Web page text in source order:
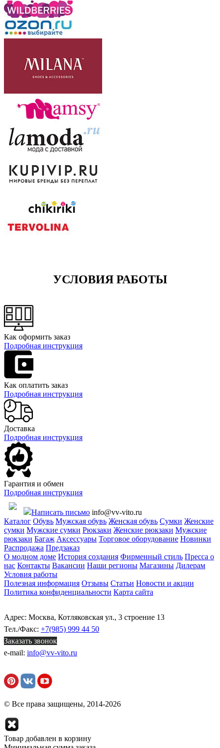
УСЛОВИЯ РАБОТЫ
Как оформить заказ
Подробная инструкция
Как оплатить заказ
Подробная инструкция
Доставка
Подробная инструкция
Гарантия и обмен
Подробная инструкция
Написать письмо info@vv-vito.ru
Каталог Обувь Мужская обувь Женская обувь Сумки Женские
сумки Мужские сумки Рюкзаки Женские рюкзаки Мужские
рюкзаки Багаж Аксессуары Торговое оборудование Новинки
Распродажа Предзаказ
О модном доме История создания Фирменный стиль Пресса о
нас Контакты Вакансии Наши регионы Магазины Дилерам
Условия работы
Полезная информация Отзывы Статьи Новости и акции
Политика конфиденциальности Карта сайта
Адрес: Москва, Котляковская ул., 3 строение 13
Тел./Факс: +7(985) 999 44 50
Заказать звонок
e-mail: info@vv-vito.ru
© Все права защищены, 2014-2026
Товар добавлен в корзину